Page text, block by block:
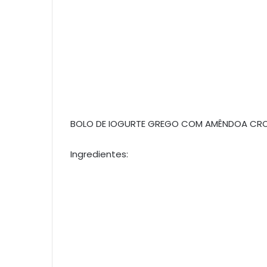
BOLO DE IOGURTE GREGO COM AMÊNDOA
Ingredientes: